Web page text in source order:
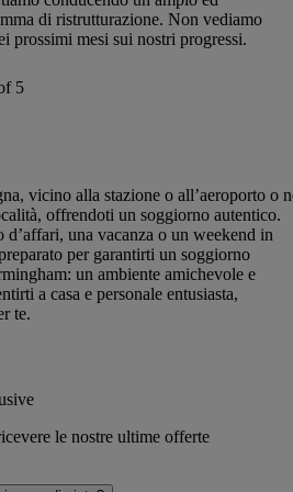
di ristrutturazione. Non vediamo
prossimi mesi sui nostri progressi.
5
vicino alla stazione o all’aeroporto o
offrendoti un soggiorno autentico.
una vacanza o un weekend in
per garantirti un soggiorno
un ambiente amichevole e
a casa e personale entusiasta,
te.
le nostre ultime offerte